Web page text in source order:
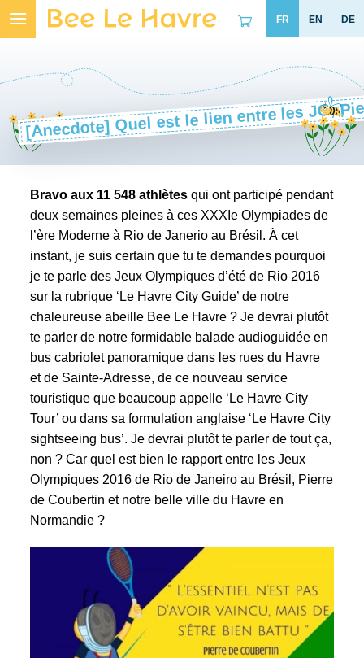
[Anecdote] Quel est le lien entre les JO,
Bravo aux 11 548 athlètes qui ont participé pendant
deux semaines pleines à cesXXXIe Olympiades de
l’ère Moderne à Rio de Janerio au Brésil. À cet
instant, je suis certain que tu te demandes pourquoi
je te parle des Jeux Olympiques d’été de Rio 2016
sur la rubrique ‘Le Havre City Guide’ de notre
chaleureuse abeille Bee Le Havre ? Je devrai plutôt
te parler de notre formidable balade audioguidée en
bus cabriolet panoramique dans les rues du Havre
et de Sainte-Adresse, de ce nouveau service
touristique que beaucoup appelle ‘Le Havre City
Tour’ ou dans sa formulation anglaise ‘Le Havre City
sightseeing bus’. Je devrai plutôt te parler de tout ça,
non ? Car quel est bien le rapport entre les Jeux
Olympiques 2016 de Rio de Janeiro au Brésil, Pierre
de Coubertin et notre belle ville du Havre en
Normandie ?